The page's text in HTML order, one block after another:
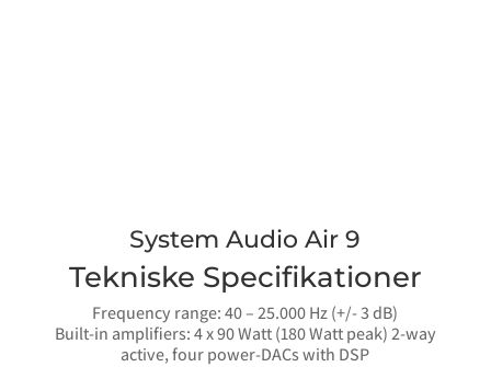
System Audio Air 9
Tekniske Specifikationer
Frequency range: 40 – 25.000 Hz (+/- 3 dB)
Built-in amplifiers: 4 x 90 Watt (180 Watt peak) 2-way
active, four power-DACs with DSP